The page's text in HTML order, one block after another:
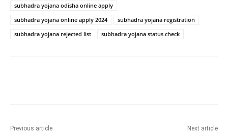
subhadra yojana odisha online apply
subhadra yojana online apply 2024
subhadra yojana registration
subhadra yojana rejected list
subhadra yojana status check
Previous article Next article